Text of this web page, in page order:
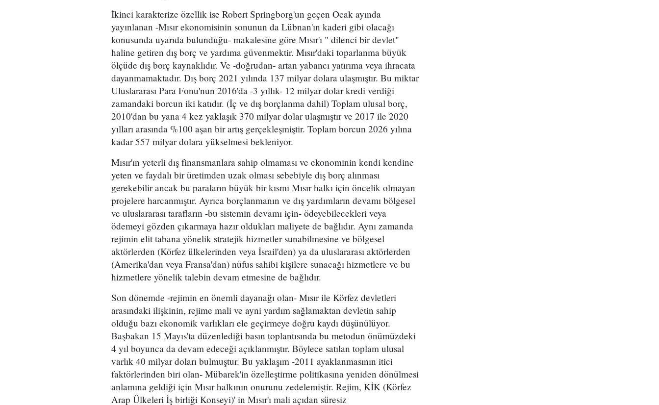
İkinci karakterize özellik ise Robert Springborg'un geçen Ocak ayında
yayınlanan -Mısır ekonomisinin sonunun da Lübnan'ın kaderi gibi olacağı
konusunda uyarıda bulunduğu- makalesine göre Mısır'ı " dilenci bir devlet"
haline getiren dış borç ve yardıma güvenmektir. Mısır'daki toparlanma büyük
ölçüde dış borç kaynaklıdır. Ve -doğrudan- artan yabancı yatırıma veya ihracata
dayanmamaktadır. Dış borç 2021 yılında 137 milyar dolara ulaşmıştır. Bu miktar
Uluslararası Para Fonu'nun 2016'da -3 yıllık- 12 milyar dolar kredi verdiği
zamandaki borcun iki katıdır. (İç ve dış borçlanma dahil) Toplam ulusal borç,
2010'dan bu yana 4 kez yaklaşık 370 milyar dolar ulaşmıştır ve 2017 ile 2020
yılları arasında %100 aşan bir artış gerçekleşmiştir. Toplam borcun 2026 yılına
kadar 557 milyar dolara yükselmesi bekleniyor.
Mısır'ın yeterli dış finansmanlara sahip olmaması ve ekonominin kendi kendine
yeten ve faydalı bir üretimden uzak olması sebebiyle dış borç alınması
gerekebilir ancak bu paraların büyük bir kısmı Mısır halkı için öncelik olmayan
projelere harcanmıştır. Ayrıca borçlanmanın ve dış yardımların devamı bölgesel
ve uluslararası tarafların -bu sistemin devamı için- ödeyebilecekleri veya
ödemeyi gözden çıkarmaya hazır oldukları maliyete de bağlıdır. Aynı zamanda
rejimin elit tabana yönelik stratejik hizmetler sunabilmesine ve bölgesel
aktörlerden (Körfez ülkelerinden veya İsrail'den) ya da uluslararası aktörlerden
(Amerika'dan veya Fransa'dan) nüfus sahibi kişilere sunacağı hizmetlere ve bu
hizmetlere yönelik talebin devam etmesine de bağlıdır.
Son dönemde -rejimin en önemli dayanağı olan- Mısır ile Körfez devletleri
arasındaki ilişkinin, rejime mali ve ayni yardım sağlamaktan devletin sahip
olduğu bazı ekonomik varlıkları ele geçirmeye doğru kaydı düşünülüyor.
Başbakan 15 Mayıs'ta düzenlediği basın toplantısında bu metodun önümüzdeki
4 yıl boyunca da devam edeceği açıklanmıştır. Böylece satılan toplam ulusal
varlık 40 milyar doları bulmuştur. Bu yaklaşım -2011 ayaklanmasının itici
faktörlerinden biri olan- Mübarek'in özelleştirme politikasına yeniden dönülmesi
anlamına geldiği için Mısır halkının onurunu zedelemiştir. Rejim, KİK (Körfez
Arap Ülkeleri İş birliği Konseyi)' in Mısır'ı mali açıdan süresiz